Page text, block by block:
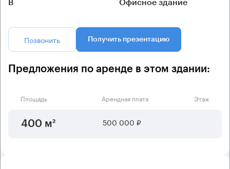
B Офисное здание
Позвонить Получить презентацию
Предложения по аренде в этом здании:
Площадь Арендная плата Этаж
400 м² 500 000 ₽